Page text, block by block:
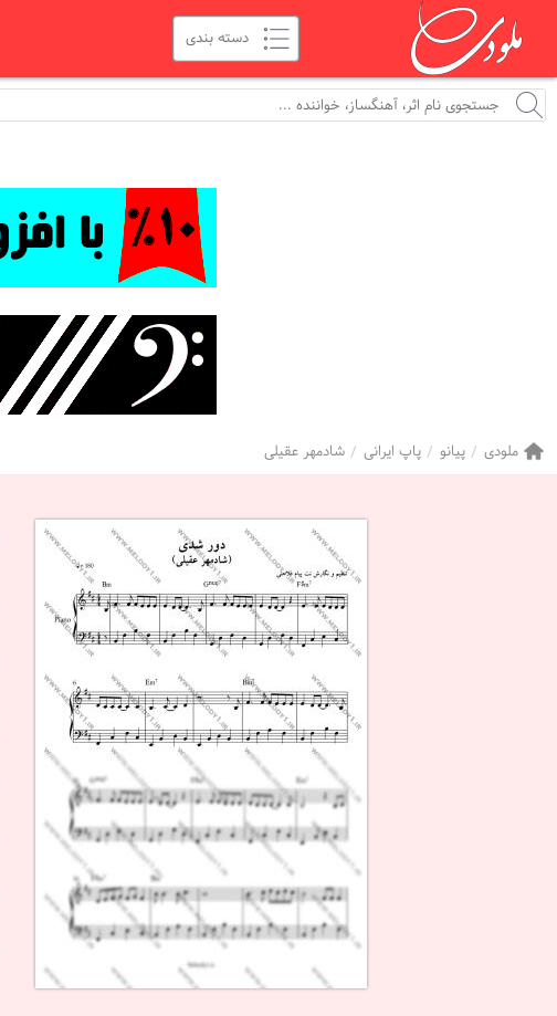
ملودی پیانو پاپ ایرانی شادمهر عقیلی